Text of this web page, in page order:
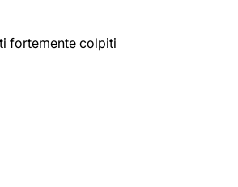
fortemente colpiti